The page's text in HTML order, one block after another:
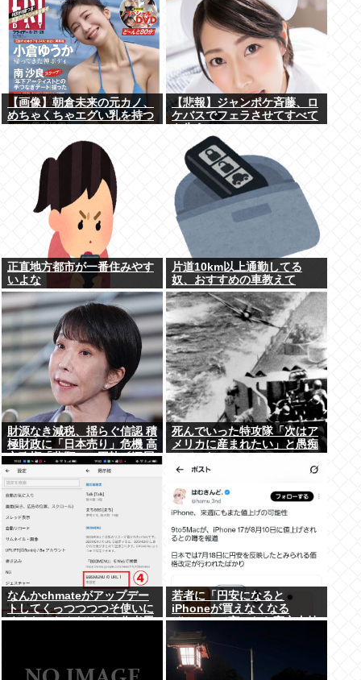
【画像】朝倉未来の元カノ、
めちゃくちゃエグい乳を持つ
【悲報】ジャンポケ斉藤、ロ
ケバスでフェラさせてすべて
正直地方都市が一番住みやす
いよな
片道10km以上通勤してる
奴、おすすめの車教えて
財源なき減税、揺らぐ信認 積
極財政に「日本売り」危機 高
市政権「悲願」に固執〔深層
探訪〕
死んでいった特攻隊「次はア
メリカに産まれたい」と愚痴
なんかchmateがアップデー
トしてくっつつつつそ使いに
くくなったんだけど？作者馬
若者に「円安になると
iPhoneが買えなくなる
ぞ！」って言ったら高市支持
する奴減りそうだよな